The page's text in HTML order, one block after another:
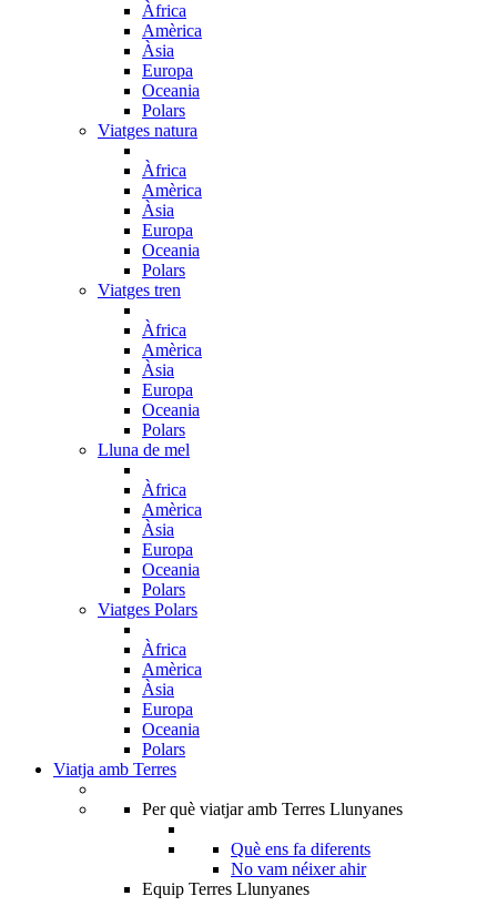
Àfrica
Amèrica
Àsia
Europa
Oceania
Polars
Viatges natura
Àfrica
Amèrica
Àsia
Europa
Oceania
Polars
Viatges tren
Àfrica
Amèrica
Àsia
Europa
Oceania
Polars
Lluna de mel
Àfrica
Amèrica
Àsia
Europa
Oceania
Polars
Viatges Polars
Àfrica
Amèrica
Àsia
Europa
Oceania
Polars
Viatja amb Terres
Per què viatjar amb Terres Llunyanes
Què ens fa diferents
No vam néixer ahir
Equip Terres Llunyanes